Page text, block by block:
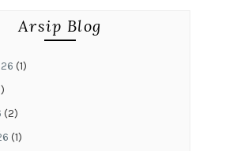
Arsip Blog
(1)
(2)
(1)